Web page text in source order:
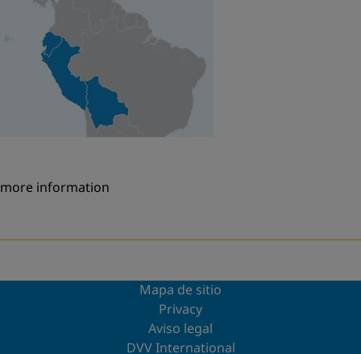
more information
Mapa de sitio
Privacy
Aviso legal
DVV International